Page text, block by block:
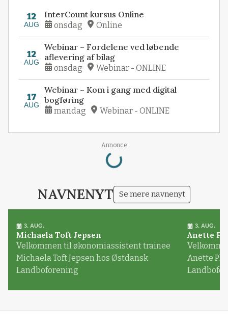
12
AUG
InterCount kursus Online
onsdag Online
12
AUG
Webinar – Fordelene ved løbende
aflevering af bilag
onsdag Webinar - ONLINE
17
AUG
Webinar – Kom i gang med digital
bogføring
mandag Webinar - ONLINE
Annonce
Loading...
NAVNENYT Se mere navnenyt
3. AUG.
Michaela Toft Jepsen
Velkommen til økonomiassistent trainee
Michaela Toft Jepsen hos Østdansk
Landboforening
3. AUG.
Anette
Anette